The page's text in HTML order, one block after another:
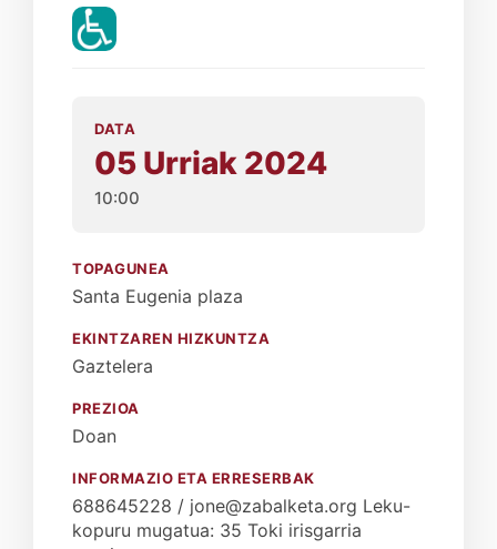
DATA
05 Urriak 2024
10:00
TOPAGUNEA
Santa Eugenia plaza
EKINTZAREN HIZKUNTZA
Gaztelera
PREZIOA
Doan
INFORMAZIO ETA ERRESERBAK
688645228 / jone@zabalketa.org Leku-
kopuru mugatua: 35 Toki irisgarria